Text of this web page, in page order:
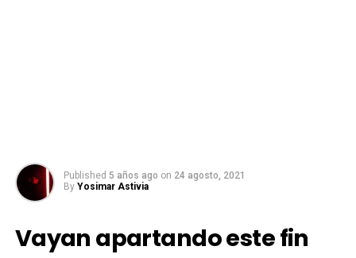
Published 5 años ago on 24 agosto, 2021
By Yosimar Astivia
Vayan apartando este fin